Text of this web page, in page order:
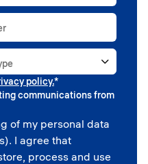
policy.*
communications from
of my personal data
I agree that
process and use